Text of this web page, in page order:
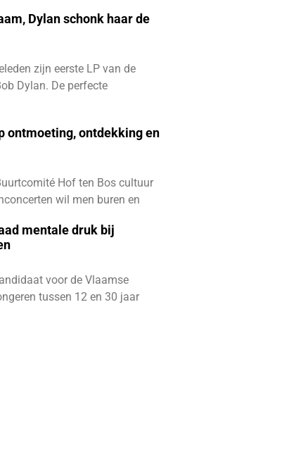
Dylan schonk haar de
zijn eerste LP van de
Dylan. De perfecte
ontmoeting, ontdekking en
Hof ten Bos cultuur
wil men buren en
mentale druk bij
voor de Vlaamse
tussen 12 en 30 jaar